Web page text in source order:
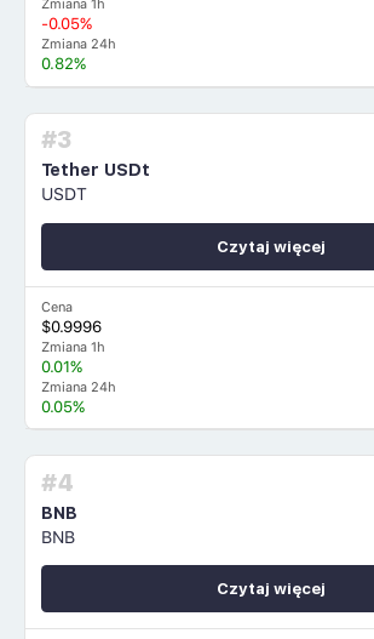
Zmiana 1h
-0.05%
Zmiana 24h
0.82%
#3
Tether USDt
USDT
Cena
$0.9996
Zmiana 1h
0.01%
Zmiana 24h
0.05%
Czytaj więcej
#4
BNB
BNB
Czytaj więcej